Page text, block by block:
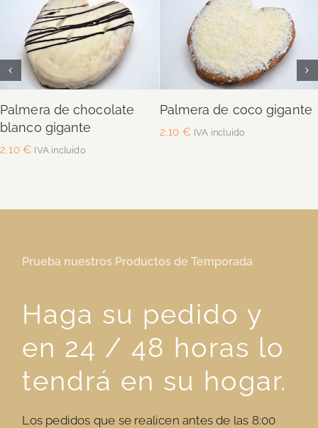
Añadir al carrito
Detalles
Palmera de chocolate
blanco gigante
2,10 € IVA incluido
Añadir al carrito
Detalles
Palmera de coco gigante
2,10 € IVA incluido
Prueba nuestros Productos de Temporada
Haga su pedido y
en 24 / 48 horas lo
tendrá en su hogar.
Los pedidos que se realicen antes de las 8:00